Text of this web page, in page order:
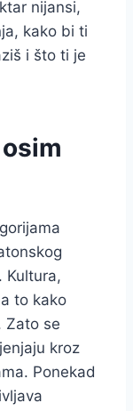
nijansi,
kako bi ti
i što ti je
Kultura,
to kako
Zato se
kroz
Ponekad